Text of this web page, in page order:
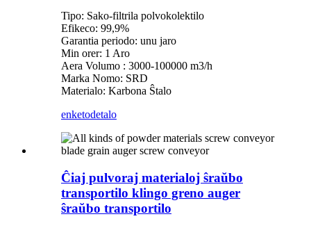
Tipo: Sako-filtrila polvokolektilo
Efikeco: 99,9%
Garantia periodo: unu jaro
Min orer: 1 Aro
Aera Volumo : 3000-100000 m3/h
Marka Nomo: SRD
Materialo: Karbona Ŝtalo
enketodetalo
Ĉiaj pulvoraj materialoj ŝraŭbo
transportilo klingo greno auger
ŝraŭbo transportilo